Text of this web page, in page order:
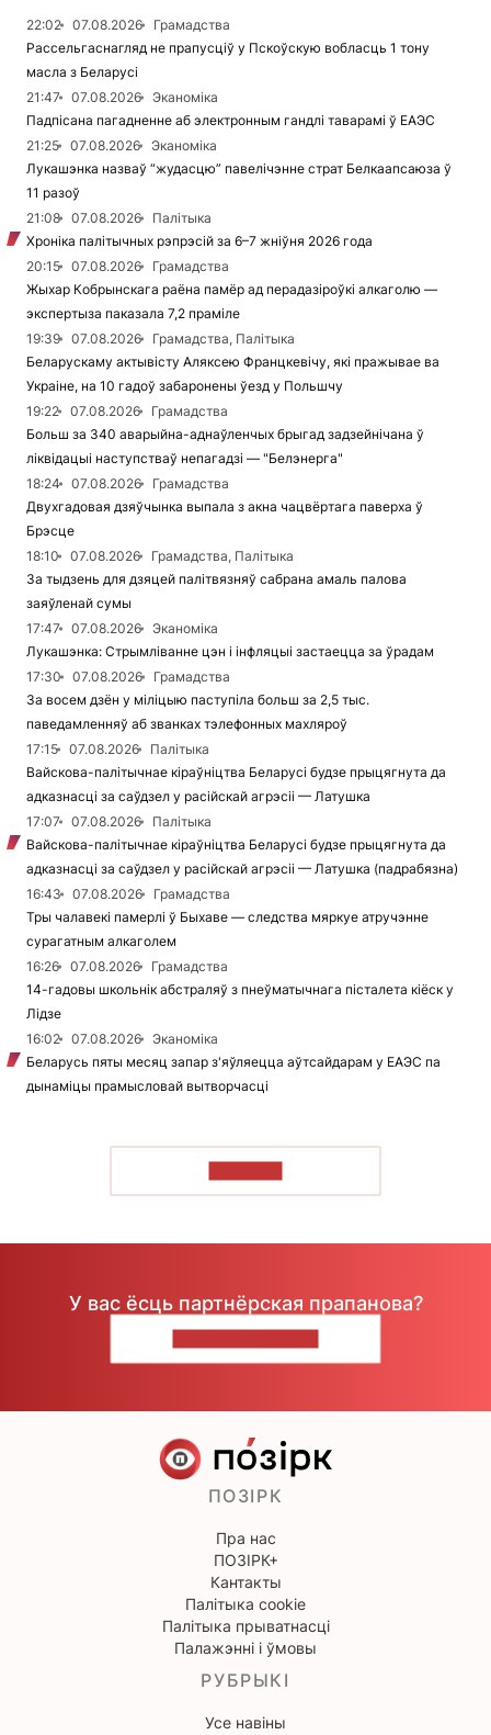
22:02 07.08.2026
Грамадства
Рассельгаснагляд не прапусціў у Пскоўскую вобласць 1 тону
масла з Беларусі
21:47
07.08.2026
Эканоміка
Падпісана пагадненне аб электронным гандлі таварамі ў ЕАЭС
21:25
07.08.2026
Эканоміка
Лукашэнка назваў “жудасцю” павелічэнне страт Белкаапсаюза ў
11 разоў
21:08
07.08.2026
Палітыка
Хроніка палітычных рэпрэсій за 6–7 жніўня 2026 года
20:15
07.08.2026
Грамадства
Жыхар Кобрынскага раёна памёр ад перадазіроўкі алкаголю —
экспертыза паказала 7,2 праміле
19:39
07.08.2026
Грамадства, Палітыка
Беларускаму актывісту Аляксею Францкевічу, які пражывае ва
Украіне, на 10 гадоў забаронены ўезд у Польшчу
19:22
07.08.2026
Грамадства
Больш за 340 аварыйна-аднаўленчых брыгад задзейнічана ў
ліквідацыі наступстваў непагадзі — "Белэнерга"
18:24
07.08.2026
Грамадства
Двухгадовая дзяўчынка выпала з акна чацвёртага паверха ў
Брэсце
18:10
07.08.2026
Грамадства, Палітыка
За тыдзень для дзяцей палітвязняў сабрана амаль палова
заяўленай сумы
17:47
07.08.2026
Эканоміка
Лукашэнка: Стрымліванне цэн і інфляцыі застаецца за ўрадам
17:30
07.08.2026
Грамадства
За восем дзён у міліцыю паступіла больш за 2,5 тыс.
паведамленняў аб званках тэлефонных махляроў
17:15
07.08.2026
Палітыка
Вайскова-палітычнае кіраўніцтва Беларусі будзе прыцягнута да
адказнасці за саўдзел у расійскай агрэсіі — Латушка
17:07
07.08.2026
Палітыка
Вайскова-палітычнае кіраўніцтва Беларусі будзе прыцягнута да
адказнасці за саўдзел у расійскай агрэсіі — Латушка (падрабязна)
16:43
07.08.2026
Грамадства
Тры чалавекі памерлі ў Быхаве — следства мяркуе атручэнне
сурагатным алкаголем
16:26
07.08.2026
Грамадства
14-гадовы школьнік абстраляў з пнеўматычнага пісталета кіёск у
Лідзе
16:02
07.08.2026
Эканоміка
Беларусь пяты месяц запар з'яўляецца аўтсайдарам у ЕАЭС па
дынаміцы прамысловай вытворчасці
У вас ёсць партнёрская прапанова?
ПОЗІРК
Пра нас
ПОЗІРК+
Кантакты
Палітыка cookie
Палітыка прыватнасці
Палажэнні і ўмовы
РУБРЫКІ
Усе навіны